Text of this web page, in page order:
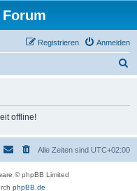
Forum
Anmelden
Registrieren
offline!
Alle Zeiten sind UTC+02:00
© phpBB Limited
phpBB.de